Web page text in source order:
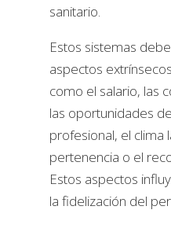
sanitario.
Estos sistemas
aspectos
como el salario, las
las oportunidades
profesional, el clima
pertenencia o el
Estos aspectos
la fidelización del